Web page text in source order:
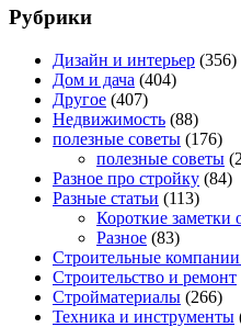
Рубрики
Дизайн и интерьер (356)
Дом и дача (404)
Другое (407)
Недвижимость (88)
полезные советы (176)
полезные советы
Разное про стройку (84)
Разные статьи (113)
Короткие заметки
Разное (83)
Строительные
Строительство и ремонт
Стройматериалы (266)
Техника и инструменты